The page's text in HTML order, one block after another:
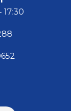
17:30